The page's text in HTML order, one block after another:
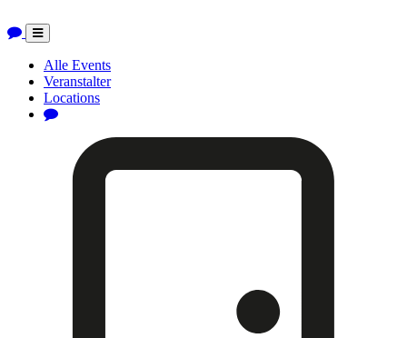
Toggle
navigation
Alle Events
Veranstalter
Locations